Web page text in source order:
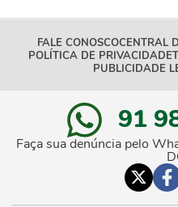
FALE CONOSCOCENTRAL
POLÍTICA DE PRIVACIDADE
PUBLICIDADE
91
Faça sua denúncia pelo